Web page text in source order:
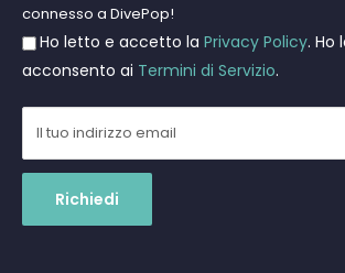
Gift Cards
Resi e Rimborsi
Spedizioni
connesso a DivePop!
Ho letto e accetto la Privacy Policy. Ho
acconsento ai Termini di Servizio.
Il tuo indirizzo email
Richiedi